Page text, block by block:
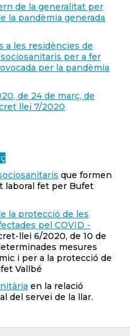
de la generalitat per
la pandèmia generada
a les residències de
per a fer
per la pandèmia
de 24 de març, de
llei 7/2020
que formen
laboral fet per Bufet
la protecció de les
pel COVID -
llei 6/2020, de 10 de
mesures
i per a la protecció de
Vallbé
en la relació
del servei de la llar.